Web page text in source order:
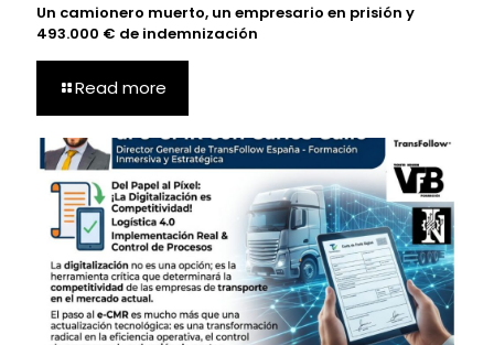
Un camionero muerto, un empresario en prisión y
493.000 € de indemnización
Read more